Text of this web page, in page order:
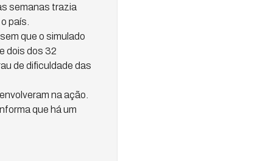
semanas trazia
país.
que o simulado
dois dos 32
de dificuldade das
na ação.
que há um